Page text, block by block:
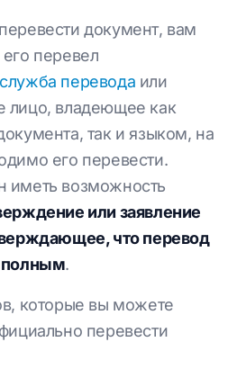
документ, вам
перевел
перевода или
лицо, владеющее как
так и языком, на
его перевести.
иметь возможность
или заявление
что перевод
полным.
которые вы можете
перевести